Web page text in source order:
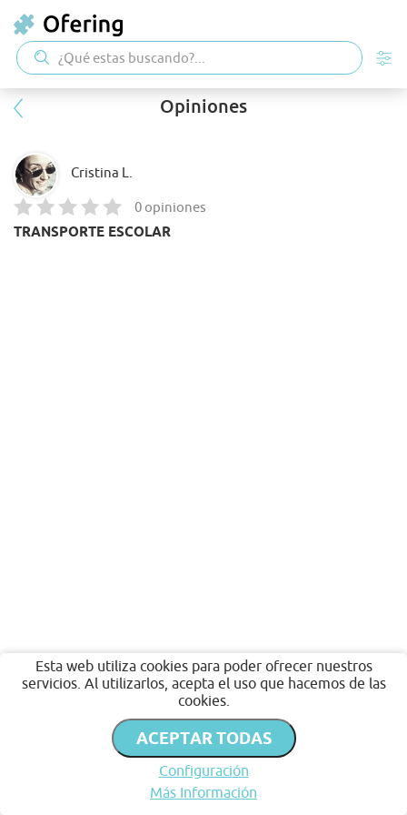
Esta web utiliza cookies para poder ofrecer nuestros
servicios. Al utilizarlos, acepta el uso que hacemos de las
cookies.
ACEPTAR TODAS
Configuración
Más Información
Opiniones
Cristina L.
0 opiniones
TRANSPORTE ESCOLAR
Publicar